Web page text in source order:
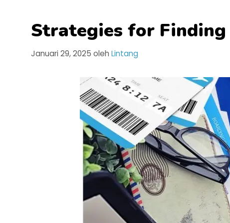
Strategies for
Januari 29, 2025 oleh Lintang